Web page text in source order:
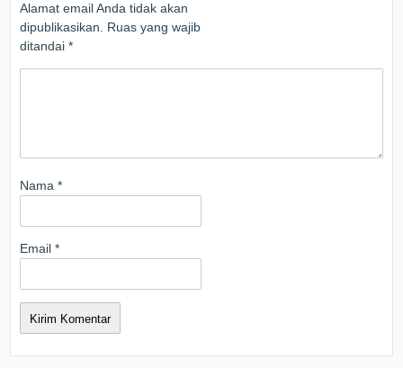
Alamat email Anda tidak akan
dipublikasikan. Ruas yang wajib
ditandai*
Nama*
Email*